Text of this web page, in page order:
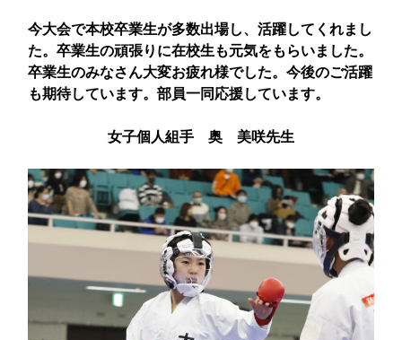
今大会で本校卒業生が多数出場し、活躍してくれまし
た。卒業生の頑張りに在校生も元気をもらいました。
卒業生のみなさん大変お疲れ様でした。今後のご活躍
も期待しています。部員一同応援しています。
女子個人組手 奥 美咲先生